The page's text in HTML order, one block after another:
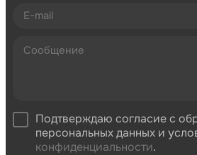
Подтверждаю согласие с
персональных данных и
конфиденциальности.